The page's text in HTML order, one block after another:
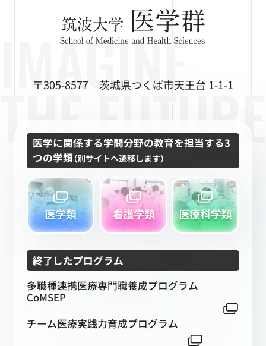
〒305-8577 茨城県つくば市天王台 1-1-1
医学に関係する学問分野の教育を担当する3
つの学類（別サイトへ遷移します）
終了したプログラム
多職種連携医療専門職養成プログラム
CoMSEP
チーム医療実践力育成プログラム